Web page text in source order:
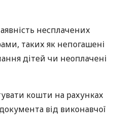
несплачених
таких як непогашені
дітей чи неоплачені
кошти на рахунках
від виконавчої